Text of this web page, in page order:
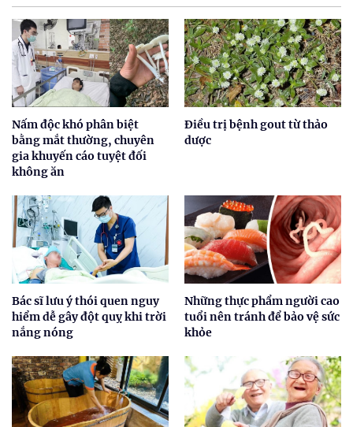
Nấm độc khó phân biệt
bằng mắt thường, chuyên
gia khuyến cáo tuyệt đối
không ăn
Điều trị bệnh gout từ thảo
dược
Bác sĩ lưu ý thói quen nguy
hiểm dễ gây đột quỵ khi trời
nắng nóng
Những thực phẩm người cao
tuổi nên tránh để bảo vệ sức
khỏe